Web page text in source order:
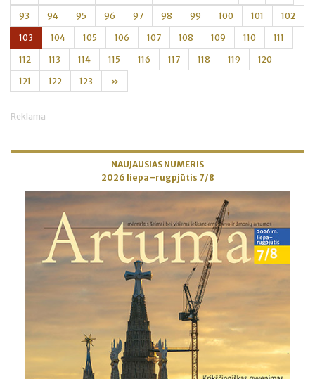
93 94 95 96 97 98 99 100 101 102
103 104 105 106 107 108 109 110 111
112 113 114 115 116 117 118 119 120
121 122 123 »
Reklama
NAUJAUSIAS NUMERIS
2026 liepa–rugpjūtis 7/8